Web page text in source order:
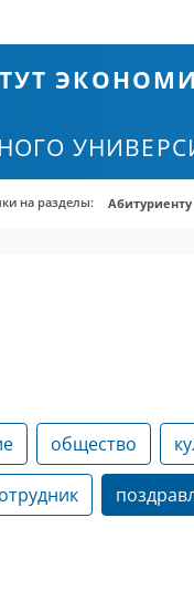
на разделы: Абитуриенту
общество